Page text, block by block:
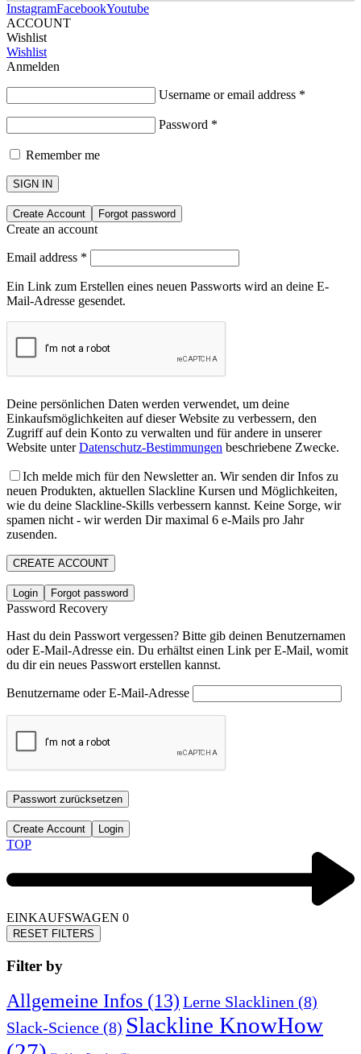
InstagramFacebookYoutube
ACCOUNT
Wishlist
Wishlist
Anmelden
Username or email address *
Password *
Remember me
SIGN IN
Create Account Forgot password
Create an account
Email address *
Ein Link zum Erstellen eines neuen Passworts wird an deine E-
Mail-Adresse gesendet.
Deine persönlichen Daten werden verwendet, um deine
Einkaufsmöglichkeiten auf dieser Website zu verbessern, den
Zugriff auf dein Konto zu verwalten und für andere in unserer
Website unterDatenschutz-Bestimmungen beschriebene Zwecke.
Ich melde mich für den Newsletter an. Wir senden dir Infos zu
neuen Produkten, aktuellen Slackline Kursen und Möglichkeiten,
wie du deine Slackline-Skills verbessern kannst. Keine Sorge, wir
spamen nicht - wir werden Dir maximal 6 e-Mails pro Jahr
zusenden.
CREATE ACCOUNT
Login Forgot password
Password Recovery
Hast du dein Passwort vergessen? Bitte gib deinen Benutzernamen
oder E-Mail-Adresse ein. Du erhältst einen Link per E-Mail, womit
du dir ein neues Passwort erstellen kannst.
Benutzername oder E-Mail-Adresse
Passwort zurücksetzen
Create Account Login
TOP
EINKAUFSWAGEN 0
RESET FILTERS
Filter by
Allgemeine Infos (13) Lerne Slacklinen (8)
Slack-Science (8) Slackline KnowHow